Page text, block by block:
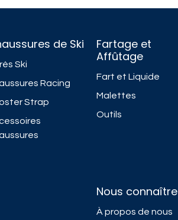
Nous connaître
À propos de nous
de Ski
Ski
Racing
Strap
Fartage et
Affûtage
Fart et Liquide
Malettes
Outils